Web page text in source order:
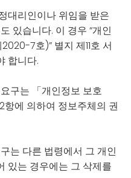
대리인이나 위임을 받은
있습니다. 이 경우 “개인
7호)” 별지 제11호 서
합니다.
구는 「개인정보 보호
에 의하여 정보주체의 권
는 다른 법령에서 그 개인
있는 경우에는 그 삭제를